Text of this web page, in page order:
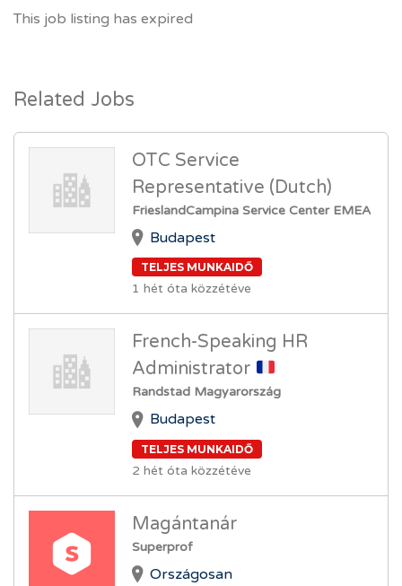
This job listing has expired
Related Jobs
OTC Service
Representative (Dutch)
FrieslandCampina Service Center EMEA
Budapest
TELJES MUNKAIDŐ
1 hét óta közzétéve
French-Speaking HR
Administrator
Randstad Magyarország
Budapest
TELJES MUNKAIDŐ
2 hét óta közzétéve
Magántanár
Superprof
Országosan